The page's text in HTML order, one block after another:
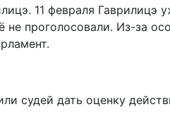
11 февраля Гаврилицэ
проголосовали. Из-за
судей дать оценку